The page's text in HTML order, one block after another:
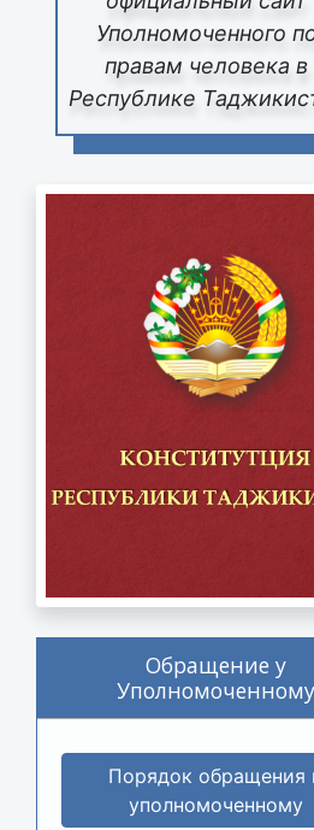
Уполномоченного
правам человека в
Республике
Обращение у
Уполномоченному
Порядок обращения
уполномоченному